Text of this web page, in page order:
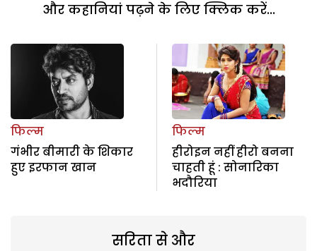
और कहानियां पढ़ने के लिए क्लिक करें...
फिल्म
गंभीर बीमारी के शिकार
हुए इरफान खान
फिल्म
हीरोइन नहीं हीरो बनना
चाहती हूं : सोनारिका
भदौरिया
सरिता से और